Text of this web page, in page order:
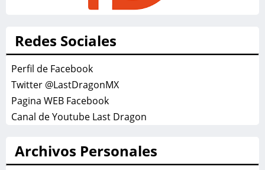
Redes Sociales
Perfil de Facebook
Twitter @LastDragonMX
Pagina WEB Facebook
Canal de Youtube Last Dragon
Archivos Personales